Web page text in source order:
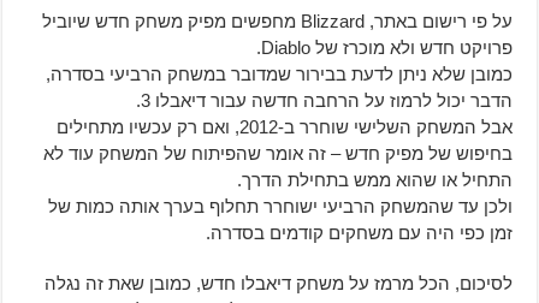
על פי רישום באתר, Blizzard מחפשים מפיק משחק חדש שיוביל
פרויקט חדש ולא מוכרז של Diablo.
כמובן שלא ניתן לדעת בבירור שמדובר במשחק הרביעי בסדרה,
הדבר יכול לרמוז על הרחבה חדשה עבור דיאבלו 3.
אבל המשחק השלישי שוחרר ב-2012, ואם רק עכשיו מתחילים
בחיפוש של מפיק חדש – זה אומר שהפיתוח של המשחק עוד לא
התחיל או שהוא ממש בתחילת הדרך.
ולכן עד שהמשחק הרביעי ישוחרר תחלוף בערך אותה כמות של
זמן כפי היה עם משחקים קודמים בסדרה.
לסיכום, הכל מרמז על משחק דיאבלו חדש, כמובן שאת זה נגלה